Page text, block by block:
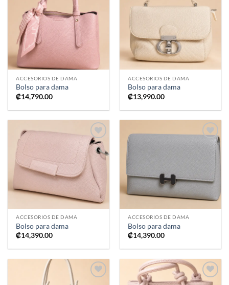
a la
ACCESORIOS DE DAMA
Bolso para dama
₡14,790.00
Añadir
a la
lista de
ACCESORIOS DE DAMA
Bolso para dama
₡13,990.00
Añadir
a la
lista de
deseos
ACCESORIOS DE DAMA
Bolso para dama
₡14,390.00
Añadir
deseos
ACCESORIOS DE DAMA
Bolso para dama
₡14,390.00